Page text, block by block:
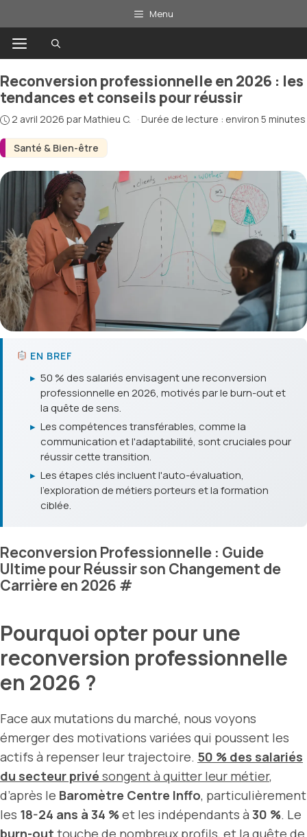
au
contenu
Menu
Menu
Santé & Bien-être
Reconversion professionnelle en 2026 : les
tendances et conseils pour réussir
2 avril 2026 parMathieu C. · Durée de lecture : environ 5 minutes
EN BREF
▸ 50 % des salariés envisagent une reconversion
professionnelle en 2026, motivés par le burn-out et
la quête de sens.
▸ Les compétences transférables, comme la
communication et l'adaptabilité, sont cruciales pour
réussir cette transition.
▸ Les étapes clés incluent l'auto-évaluation,
l'exploration de métiers porteurs et la formation
ciblée.
Reconversion Professionnelle : Guide
Ultime pour Réussir son Changement de
Carrière en 2026 #
Pourquoi opter pour une
reconversion professionnelle
en 2026 ?
Face aux mutations du marché, nous voyons
émerger des motivations variées qui poussent les
actifs à repenser leur trajectoire. 50 % des salariés
du secteur privé songent à quitter leur métier,
d’après le Baromètre Centre Inffo, particulièrement
les 18-24 ans à 34 %et les indépendants à 30 %. Le
burn-out touche de nombreux profils, et la quête de